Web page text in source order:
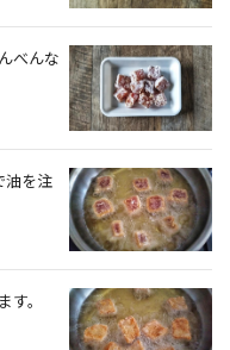
べんな
油を注
。